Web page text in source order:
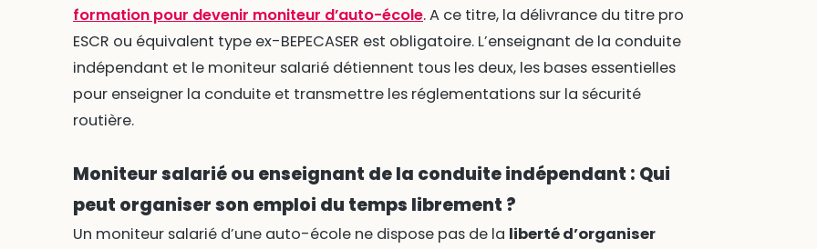
formation pour devenir moniteur d’auto-école. A ce titre, la délivrance du titre pro
ESCR ou équivalent type ex-BEPECASER est obligatoire. L’enseignant de la conduite
indépendant et le moniteur salarié détiennent tous les deux, les bases essentielles
pour enseigner la conduite et transmettre les réglementations sur la sécurité
routière.
Moniteur salarié ou enseignant de la conduite indépendant : Qui
peut organiser son emploi du temps librement ?
Un moniteur salarié d’une auto-école ne dispose pas de la liberté d’organiser